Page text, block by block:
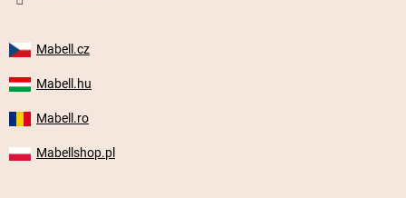
Mabell.cz
Mabell.hu
Mabell.ro
Mabellshop.pl